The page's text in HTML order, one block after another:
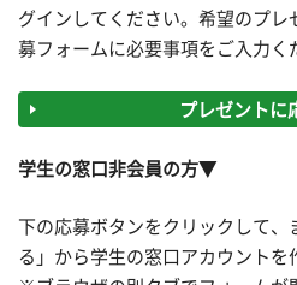
グインしてください。希望のプレ
募フォームに必要事項をご入力く
プレゼントに
学生の窓口非会員の方▼
下の応募ボタンをクリックして、
る」から学生の窓口アカウントを